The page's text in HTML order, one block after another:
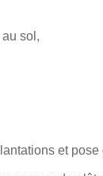
sol,
et pose